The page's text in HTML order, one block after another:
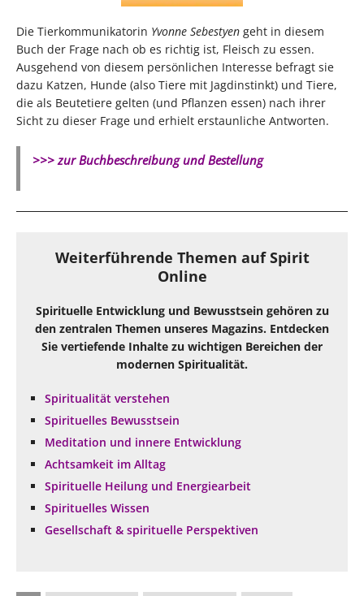
Die Tierkommunikatorin Yvonne Sebestyen geht in diesem
Buch der Frage nach ob es richtig ist, Fleisch zu essen.
Ausgehend von diesem persönlichen Interesse befragt sie
dazu Katzen, Hunde (also Tiere mit Jagdinstinkt) und Tiere,
die als Beutetiere gelten (und Pflanzen essen) nach ihrer
Sicht zu dieser Frage und erhielt erstaunliche Antworten.
>>> zur Buchbeschreibung und Bestellung
Weiterführende Themen auf Spirit
Online
Spirituelle Entwicklung und Bewusstsein gehören zu
den zentralen Themen unseres Magazins. Entdecken
Sie vertiefende Inhalte zu wichtigen Bereichen der
modernen Spiritualität.
Spiritualität verstehen
Spirituelles Bewusstsein
Meditation und innere Entwicklung
Achtsamkeit im Alltag
Spirituelle Heilung und Energiearbeit
Spirituelles Wissen
Gesellschaft & spirituelle Perspektiven